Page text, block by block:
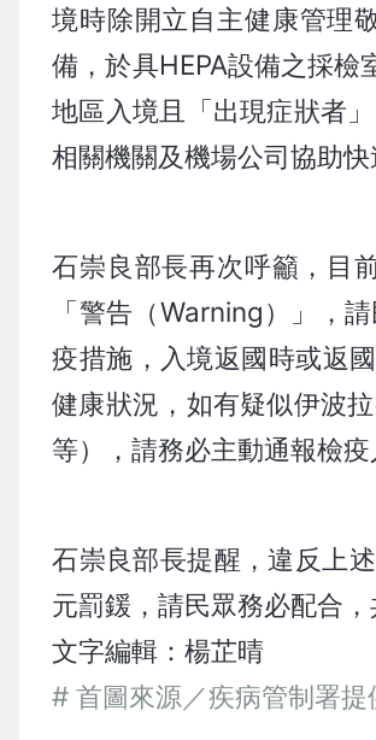
境時除開立自主健康管理
備，於具HEPA設備之採檢
地區入境且「出現症狀者
相關機關及機場公司協助快
石崇良部長再次呼籲，目
「警告（Warning）」，
疫措施，入境返國時或返
健康狀況，如有疑似伊波
等），請務必主動通報檢
石崇良部長提醒，違反上
元罰鍰，請民眾務必配合，
文字編輯：楊芷晴
# 首圖來源／疾病管制署提